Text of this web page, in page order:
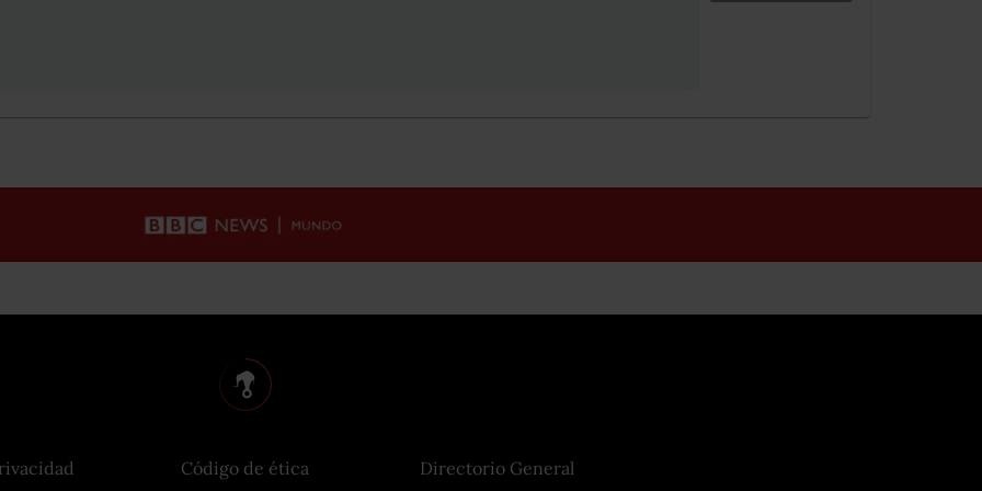
Código de ética Directorio General